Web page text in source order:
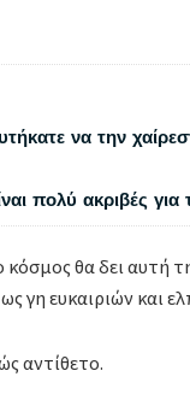
να την
πολύ ακριβές
θα δει αυτή
ευκαιριών και
αντίθετο.